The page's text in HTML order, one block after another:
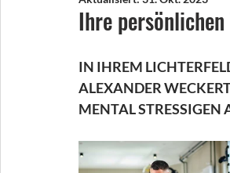
Ihre
IN IHREM
ALEXANDER
MENTAL STRESSIGEN